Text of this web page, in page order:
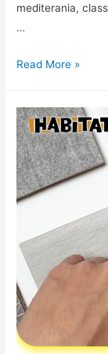
mediterania,
…
Read More »